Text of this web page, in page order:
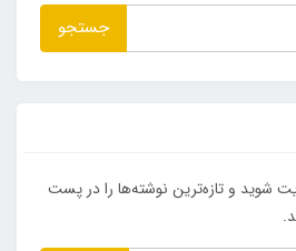
جستجو
شوید و تازه‌ترین نوشته‌ها را در پست